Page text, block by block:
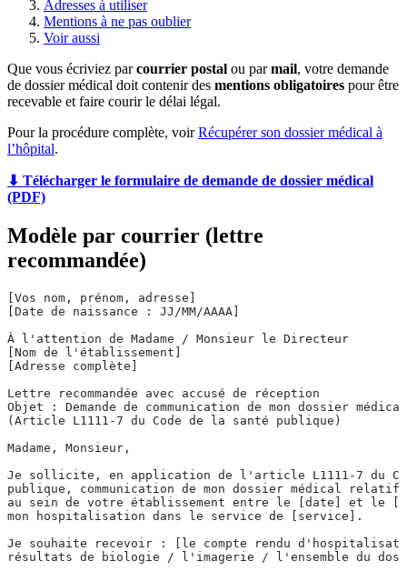
Adresses à utiliser
Mentions à ne pas oublier
Voir aussi
Que vous écriviez parcourrier postal ou parmail, votre demande
de dossier médical doit contenir des mentions obligatoires pour être
recevable et faire courir le délai légal.
Pour la procédure complète, voirRécupérer son dossier médical à
l’hôpital.
⬇ Télécharger le formulaire de demande de dossier médical
(PDF)
Modèle par courrier (lettre
recommandée)
[Vos nom, prénom, adresse]
[Date de naissance : JJ/MM/AAAA]
À l'attention de Madame / Monsieur le Directeur
[Nom de l'établissement]
[Adresse complète]
Lettre recommandée avec accusé de réception
Objet : Demande de communication de mon dossier médical
(Article L1111-7 du Code de la santé publique)
Madame, Monsieur,
Je sollicite, en application de l'article L1111-7 du
publique, communication de mon dossier médical relatif
au sein de votre établissement entre le [date] et le
mon hospitalisation dans le service de [service].
Je souhaite recevoir : [le compte rendu
résultats de biologie / l'imagerie / l'ensemble du